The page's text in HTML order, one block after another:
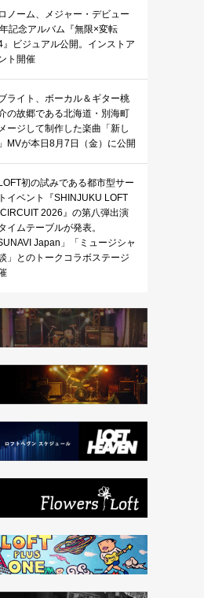
ノーム、メジャー・デビュー
記念アルバム『無限×変転
』ビジュアル公開。インストア
ト開催
ライト、ボーカル＆ギター桃
の故郷である北海道・別海町
ージして制作した楽曲「新し
MVが本日8月7日（金）に公開
初の試みである都市型サー
イベント『SHINJUKU LOFT
2026』の第八弾出演
イムテーブルが発表。
Japan」「ミュージシャ
」とのトークコラボステージ